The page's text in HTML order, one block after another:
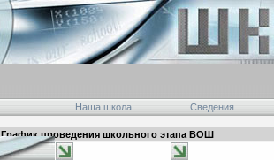
Наша школа Сведения
График проведения школьного этапа ВОШ